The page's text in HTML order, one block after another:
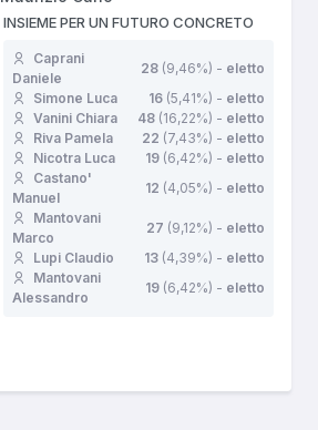
INSIEME PER UN FUTURO CONCRETO
Caprani
Daniele
28 (9,46%) - eletto
Simone Luca
16 (5,41%) - eletto
Vanini Chiara
48 (16,22%) - eletto
Riva Pamela
22 (7,43%) - eletto
Nicotra Luca
19 (6,42%) - eletto
Castano'
Manuel
12 (4,05%) - eletto
Mantovani
Marco
27 (9,12%) - eletto
Lupi Claudio
13 (4,39%) - eletto
Mantovani
Alessandro
19 (6,42%) - eletto